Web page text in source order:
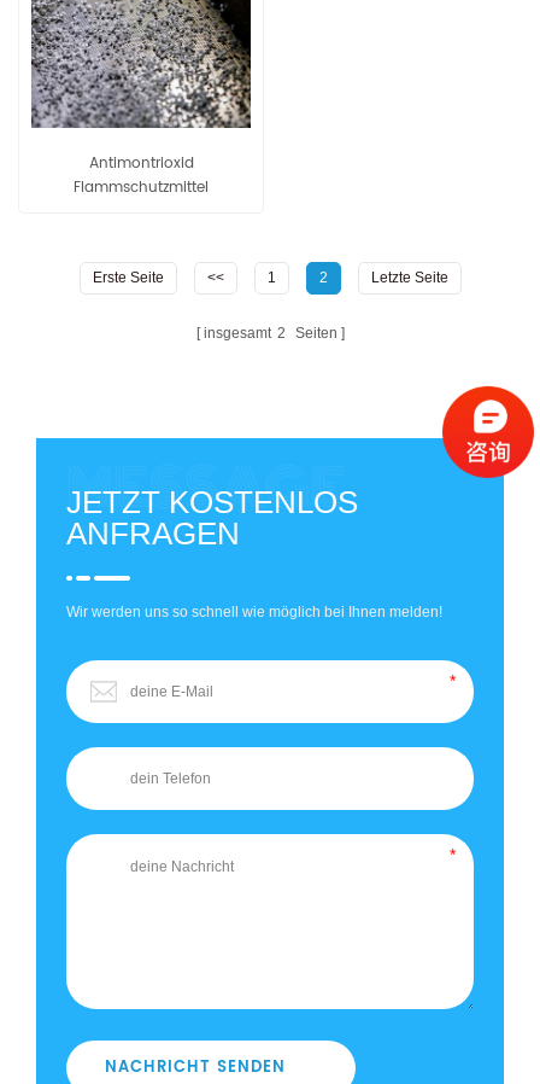
Antimontrioxid
Flammschutzmittel
Erste Seite << 1 2 Letzte Seite
insgesamt 2 Seiten
JETZT KOSTENLOS
ANFRAGEN
Wir werden uns so schnell wie möglich bei Ihnen melden!
NACHRICHT SENDEN